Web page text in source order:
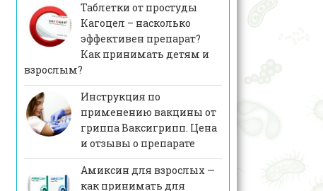
Таблетки от простуды
Кагоцел – насколько
эффективен препарат?
Как принимать детям и
взрослым?
Инструкция по
применению вакцины от
гриппа Ваксигрипп. Цена
и отзывы о препарате
Амиксин для взрослых —
как принимать для